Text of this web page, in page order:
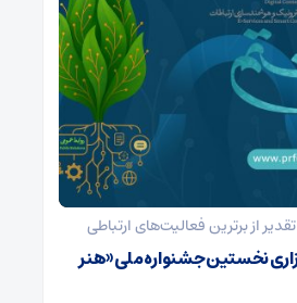
از برترین فعالیت‌های ارتباطی
نخستین جشنواره ملی «هنر